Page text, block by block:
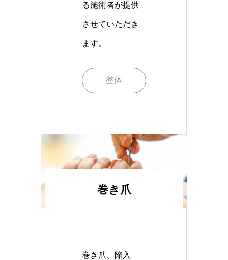
る施術者が提供
させていただき
ます。
整体
巻き爪
巻き爪、陥入